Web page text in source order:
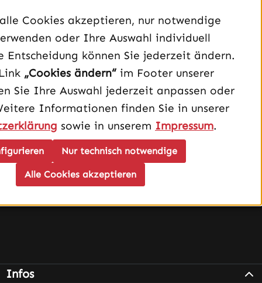
Unterstützung und Beratung unter:
040 – 182 295 901
Mo-Fr, 08:00 - 16:00 Uhr
Oder über unserKontaktformular
Vertrag widerrufen
Schau auf Instagram vorbei – öffnet in neuem Tab
Sieh dir unsere TikTok-Videos an – öffnet in neuem
Sieh dir unsere Videos auf YouTube an – öffnet
Infos
Cookies akzeptieren, nur notwendige
oder Ihre Auswahl individuell
Entscheidung können Sie jederzeit ändern.
„Cookies ändern“im Footer unserer
Sie Ihre Auswahl jederzeit anpassen oder
Informationen finden Sie in unserer
sowie in unserem Impressum.
Nur technisch notwendige
Alle Cookies akzeptieren